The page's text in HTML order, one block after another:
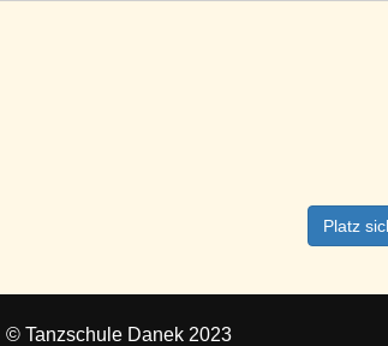
Platz
© Tanzschule Danek 2023